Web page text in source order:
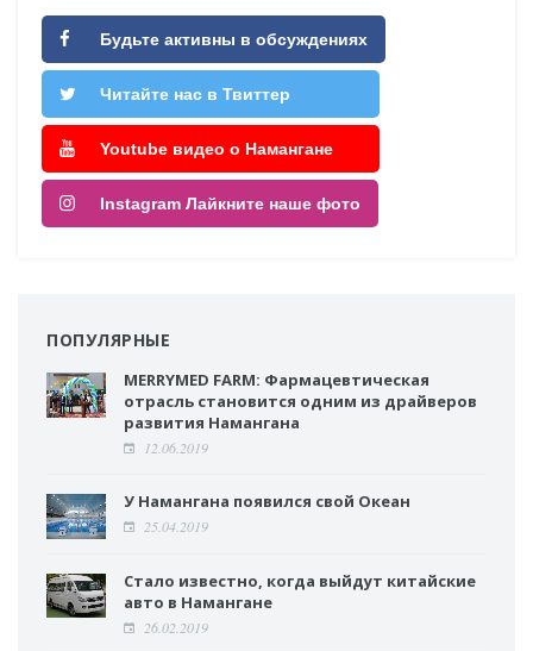
Будьте активны в обсуждениях
Читайте нас в Твиттер
Youtube видео о Намангане
Instagram Лайкните наше фото
ПОПУЛЯРНЫЕ
MERRYMED FARM: Фармацевтическая
отрасль становится одним из драйверов
развития Намангана
12.06.2019
У Намангана появился свой Океан
25.04.2019
Стало известно, когда выйдут китайские
авто в Намангане
26.02.2019